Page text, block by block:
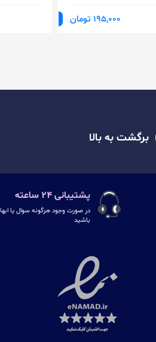
195,000 تومان
برگشت به بالا
پشتیبانی ۲۴ ساعته
در صورت وجود هرگونه سوال یا
باشید